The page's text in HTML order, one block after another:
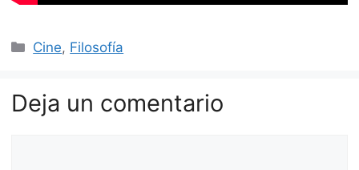
Categorías
Cine, Filosofía
Deja un comentario